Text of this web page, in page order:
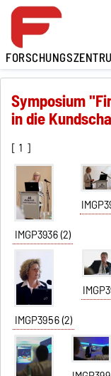
Symposium
in die
[ 1 ]
IMGP3936 (2)
IMGP3956 (2)